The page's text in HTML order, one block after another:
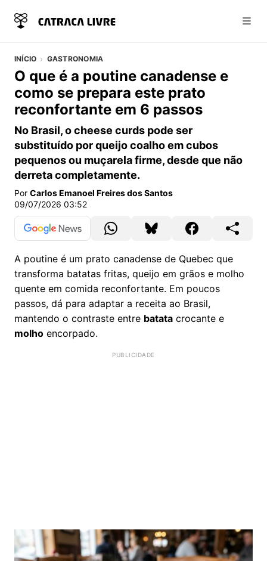
INÍCIO GASTRONOMIA
O que é a poutine canadense e
como se prepara este prato
reconfortante em 6 passos
No Brasil, o cheese curds pode ser
substituído por queijo coalho em cubos
pequenos ou muçarela firme, desde que não
derreta completamente.
Por Carlos Emanoel Freires dos Santos
09/07/2026 03:52
A poutine é um prato canadense de Quebec que
transforma batatas fritas, queijo em grãos e molho
quente em comida reconfortante. Em poucos
passos, dá para adaptar a receita ao Brasil,
mantendo o contraste entre batata crocante e
molho encorpado.